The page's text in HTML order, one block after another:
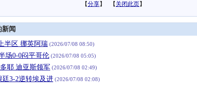
【分享】 【 关闭此页】
新闻
半区 挪英阿瑞 (2026/07/08 08:50)
场0-0闷平哥伦 (2026/07/08 05:05)
耶 迪亚斯领军 (2026/07/08 02:49)
廷3-2逆转埃及进 (2026/07/08 02:08)